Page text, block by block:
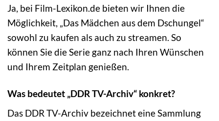
Ja, bei Film-Lexikon.de bieten wir Ihnen die
Möglichkeit, „Das Mädchen aus dem Dschungel“
sowohl zu kaufen als auch zu streamen. So
können Sie die Serie ganz nach Ihren Wünschen
und Ihrem Zeitplan genießen.
Was bedeutet „DDR TV-Archiv“ konkret?
Das DDR TV-Archiv bezeichnet eine Sammlung